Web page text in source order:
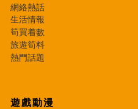
網絡熱話
生活情報
筍買着數
旅遊筍料
熱門話題
遊戲動漫